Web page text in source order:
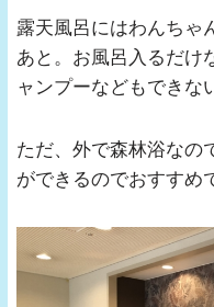
露天風呂にはわんちゃ
あと。お風呂入るだけ
ャンプーなどもできな
ただ、外で森林浴なの
ができるのでおすすめ